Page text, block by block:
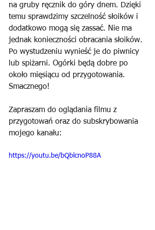
na gruby ręcznik do góry dnem. Dzięki
temu sprawdzimy szczelność słoików i
dodatkowo mogą się zassać. Nie ma
jednak konieczności obracania słoików.
Po wystudzeniu wynieść je do piwnicy
lub spiżarni. Ogórki będą dobre po
około mięsiącu od przygotowania.
Smacznego!
Zapraszam do oglądania filmu z
przygotowań oraz do subskrybowania
mojego kanału:
https://youtu.be/bQblcnoP88A